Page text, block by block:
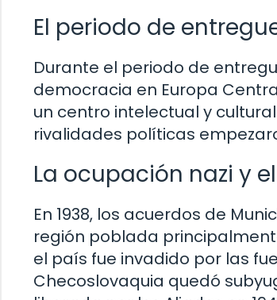
El periodo de
Durante el periodo de
democracia en Europa
un centro intelectual y
rivalidades políticas
La ocupación nazi y
En 1938, los acuerdos de
región poblada
el país fue invadido por las
Checoslovaquia quedó